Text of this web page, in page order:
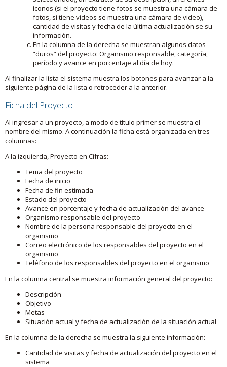
íconos (si el proyecto tiene fotos se muestra una cámara de
fotos, si tiene videos se muestra una cámara de video),
cantidad de visitas y fecha de la última actualización se su
información.
En la columna de la derecha se muestran algunos datos
“duros” del proyecto: Organismo responsable, categoría,
período y avance en porcentaje al día de hoy.
Al finalizar la lista el sistema muestra los botones para avanzar a la
siguiente página de la lista o retroceder a la anterior.
Ficha del Proyecto
Al ingresar a un proyecto, a modo de título primer se muestra el
nombre del mismo. A continuación la ficha está organizada en tres
columnas:
A la izquierda, Proyecto en Cifras:
Tema del proyecto
Fecha de inicio
Fecha de fin estimada
Estado del proyecto
Avance en porcentaje y fecha de actualización del avance
Organismo responsable del proyecto
Nombre de la persona responsable del proyecto en el
organismo
Correo electrónico de los responsables del proyecto en el
organismo
Teléfono de los responsables del proyecto en el organismo
En la columna central se muestra información general del proyecto:
Descripción
Objetivo
Metas
Situación actual y fecha de actualización de la situación actual
En la columna de la derecha se muestra la siguiente información:
Cantidad de visitas y fecha de actualización del proyecto en el
sistema